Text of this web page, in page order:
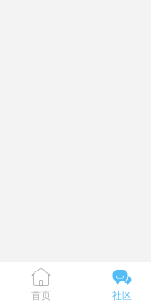

首页

社区